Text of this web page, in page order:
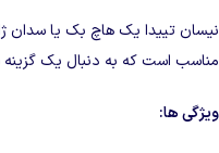
نیسان تییدا یک هاچ‌ بک یا سدان
مناسب است که به‌ دنبال یک گزینه
ویژگی‌ ها: